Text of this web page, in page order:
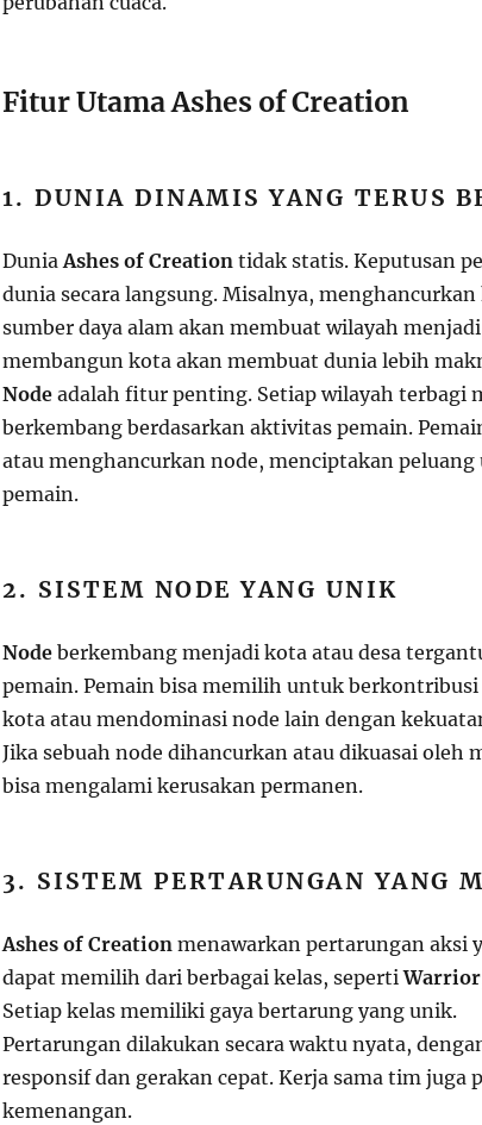
Fitur Utama Ashes of Creation
1. DUNIA DINAMIS YANG TERUS
DuniaAshes of Creationtidak statis. Keputusan
dunia secara langsung. Misalnya,
sumber daya alam akan membuat wilayah
membangun kota akan membuat dunia lebih
Nodeadalah fitur penting. Setiap wilayah terbagi
berkembang berdasarkan aktivitas pemain.
atau menghancurkan node, menciptakan
pemain.
2. SISTEM NODE YANG UNIK
Nodeberkembang menjadi kota atau desa
pemain. Pemain bisa memilih untuk
kota atau mendominasi node lain dengan
Jika sebuah node dihancurkan atau dikuasai oleh
bisa mengalami kerusakan permanen.
3. SISTEM PERTARUNGAN YANG
Ashes of Creationmenawarkan pertarungan aksi
dapat memilih dari berbagai kelas, sepertiWarrior
Setiap kelas memiliki gaya bertarung yang unik.
Pertarungan dilakukan secara waktu nyata,
responsif dan gerakan cepat. Kerja sama tim
kemenangan.